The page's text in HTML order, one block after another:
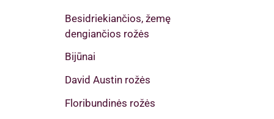
Besidriekiančios, žemę
dengiančios rožės
Bijūnai
David Austin rožės
Floribundinės rožės